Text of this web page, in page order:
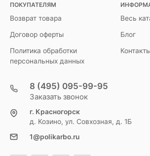
ПОКУПАТЕЛЯМ
Возврат товара
Договор оферты
Политика обработки
персональных данных
Весь
Блог
8 (495) 095-99-95
Заказать звонок
г. Красногорск
д. Козино, ул. Совхозная, д. 1Б
1@polikarbo.ru